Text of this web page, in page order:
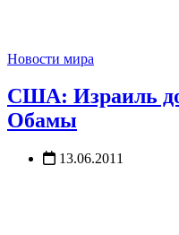
Новости мира
США: Израиль
Обамы
13.06.2011